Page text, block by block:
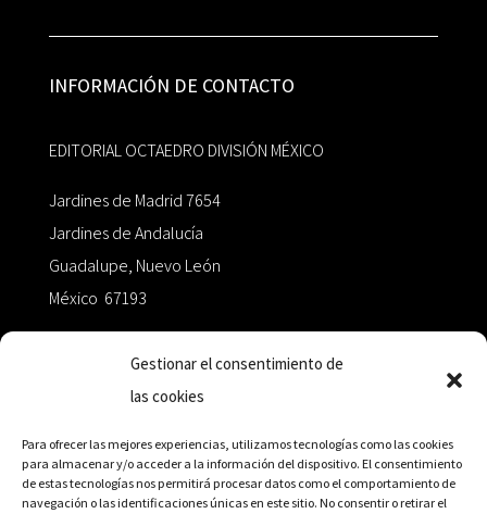
Gestionar el consentimiento de
las cookies
Para ofrecer las mejores experiencias, utilizamos tecnologías como las cookies
para almacenar y/o acceder a la información del dispositivo. El consentimiento
de estas tecnologías nos permitirá procesar datos como el comportamiento de
navegación o las identificaciones únicas en este sitio. No consentir o retirar el
INFORMACIÓN DE CONTACTO
EDITORIAL OCTAEDRO DIVISIÓN MÉXICO
Jardines de Madrid 7654
Jardines de Andalucía
Guadalupe, Nuevo León
México 67193
+52 811.499.5638
RED DE DISTRIBUCIÓN